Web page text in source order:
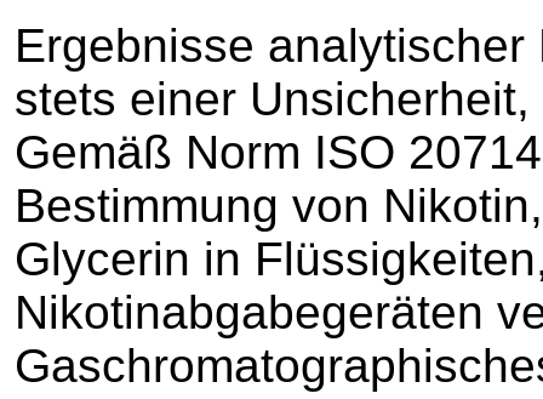
Ergebnisse
stets einer
Gemäß Norm ISO
Bestimmung von
Glycerin in
Nikotinabgabegeräten